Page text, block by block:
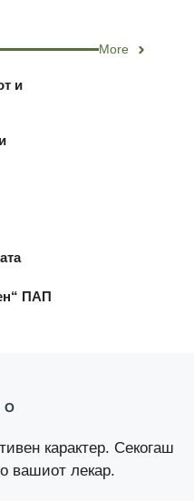
More
и
ПАП
карактер. Секогаш
вашиот лекар.